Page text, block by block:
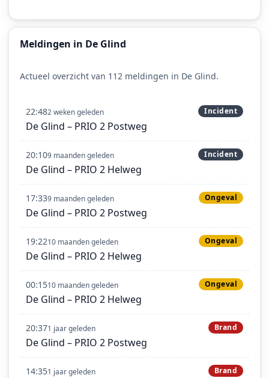
Meldingen in De Glind
Actueel overzicht van 112 meldingen in De Glind.
22:482 weken geleden Incident
De Glind – PRIO 2 Postweg
20:109 maanden geleden Incident
De Glind – PRIO 2 Helweg
17:339 maanden geleden Ongeval
De Glind – PRIO 2 Postweg
19:2210 maanden geleden Ongeval
De Glind – PRIO 2 Helweg
00:1510 maanden geleden Ongeval
De Glind – PRIO 2 Helweg
20:371 jaar geleden Brand
De Glind – PRIO 2 Postweg
14:351 jaar geleden Brand